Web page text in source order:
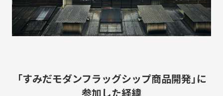
ORIGINALITY
独自性
DIVERSITY
多様性
構想 育成 歴史
「すみだモダンフラッグシップ商品開発」に
参加した経緯